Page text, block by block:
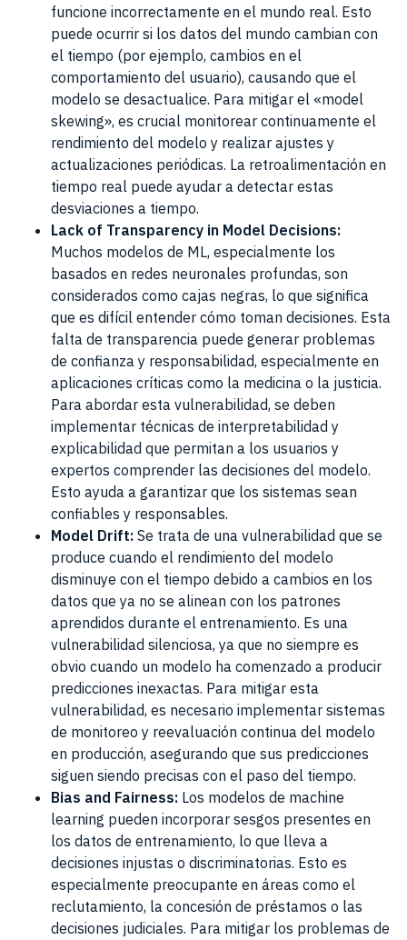
funcione incorrectamente en el mundo real. Esto
puede ocurrir si los datos del mundo cambian con
el tiempo (por ejemplo, cambios en el
comportamiento del usuario), causando que el
modelo se desactualice. Para mitigar el «model
skewing», es crucial monitorear continuamente el
rendimiento del modelo y realizar ajustes y
actualizaciones periódicas. La retroalimentación en
tiempo real puede ayudar a detectar estas
desviaciones a tiempo.
Lack of Transparency in Model Decisions:
Muchos modelos de ML, especialmente los
basados en redes neuronales profundas, son
considerados como cajas negras, lo que significa
que es difícil entender cómo toman decisiones. Esta
falta de transparencia puede generar problemas
de confianza y responsabilidad, especialmente en
aplicaciones críticas como la medicina o la justicia.
Para abordar esta vulnerabilidad, se deben
implementar técnicas de interpretabilidad y
explicabilidad que permitan a los usuarios y
expertos comprender las decisiones del modelo.
Esto ayuda a garantizar que los sistemas sean
confiables y responsables.
Model Drift: Se trata de una vulnerabilidad que se
produce cuando el rendimiento del modelo
disminuye con el tiempo debido a cambios en los
datos que ya no se alinean con los patrones
aprendidos durante el entrenamiento. Es una
vulnerabilidad silenciosa, ya que no siempre es
obvio cuando un modelo ha comenzado a producir
predicciones inexactas. Para mitigar esta
vulnerabilidad, es necesario implementar sistemas
de monitoreo y reevaluación continua del modelo
en producción, asegurando que sus predicciones
siguen siendo precisas con el paso del tiempo.
Bias and Fairness: Los modelos de machine
learning pueden incorporar sesgos presentes en
los datos de entrenamiento, lo que lleva a
decisiones injustas o discriminatorias. Esto es
especialmente preocupante en áreas como el
reclutamiento, la concesión de préstamos o las
decisiones judiciales. Para mitigar los problemas de